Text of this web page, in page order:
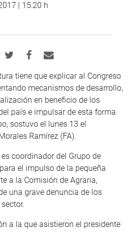
| 15:20 h
tiene que explicar al Congreso
mecanismos de desarrollo,
en beneficio de los
país e impulsar de esta forma
sostuvo el lunes 13 el
Ramírez (FA).
coordinador del Grupo de
el impulso de la pequeña
a la Comisión de Agraria,
una grave denuncia de los
a la que asistieron el presidente